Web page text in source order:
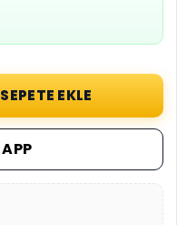
SEPETE EKLE